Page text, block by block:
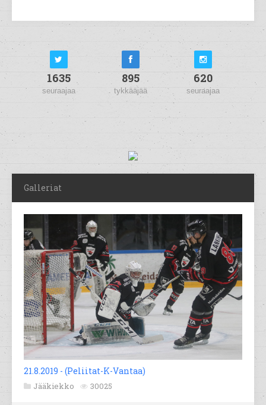
1635
seuraajaa
895
tykkääjää
620
seuraajaa
Galleriat
21.8.2019 - (Peliitat-K-Vantaa)
Jääkiekko 30025